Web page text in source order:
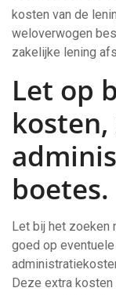
kosten van de
weloverwogen
zakelijke lening
Let op
kosten,
boetes.
Let bij het zoeken
goed op
Deze extra